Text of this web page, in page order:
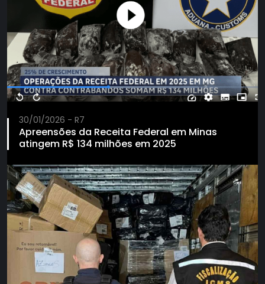
30/01/2026 - R7
Apreensões da Receita Federal em Minas
atingem R$ 134 milhões em 2025